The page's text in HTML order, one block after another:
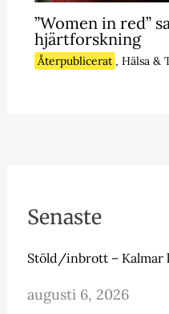
”Women in red”
hjärtforskning
Återpublicerat , Hälsa &
Senaste
Stöld/inbrott – Kalmar
augusti 6, 2026